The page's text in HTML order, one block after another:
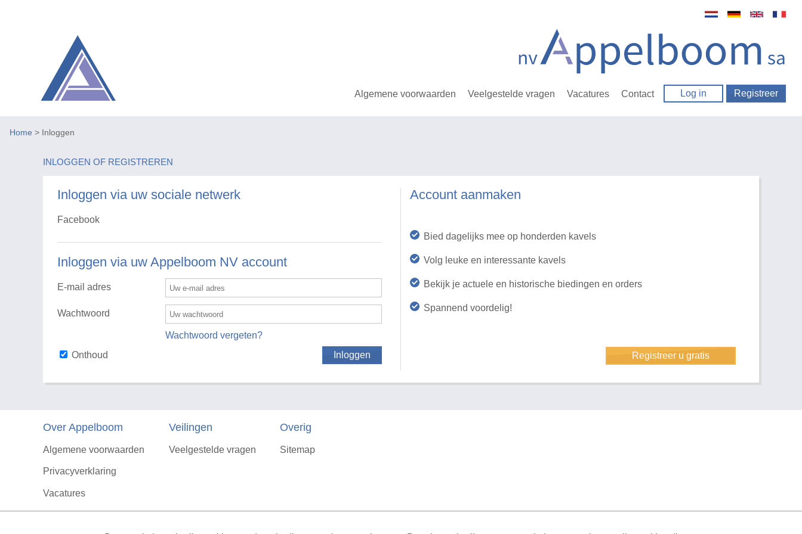
Algemene voorwaarden Veelgestelde vragen Vacatures Contact Log in Registreer
Home > Inloggen
INLOGGEN OF REGISTREREN
Inloggen via uw sociale netwerk
Facebook
Inloggen via uw Appelboom NV account
E-mail adres
Wachtwoord
Wachtwoord vergeten?
Onthoud
Inloggen
Account aanmaken
Bied dagelijks mee op honderden kavels
Volg leuke en interessante kavels
Bekijk je actuele en historische biedingen en orders
Spannend voordelig!
Registreer u gratis
Over Appelboom
Algemene voorwaarden
Privacyverklaring
Vacatures
Contact
Veilingen
Veelgestelde vragen
Overig
Sitemap